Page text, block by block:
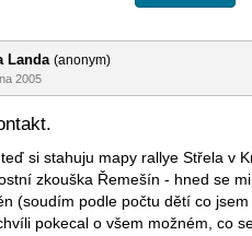
Landa (anonym)
2005
si stahuju mapy rallye Střela v
zkouška Řemešín - hned se
(soudím podle počtu dětí co
pokecal o všem možném, co